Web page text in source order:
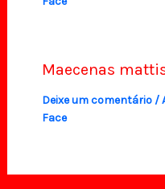
Maecenas
Deixe um comentário /
Face